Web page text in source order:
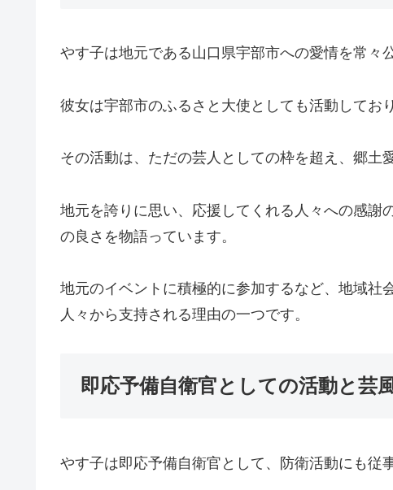
やす子は地元である山口県宇部市への愛情を常々
彼女は宇部市のふるさと大使としても活動してお
その活動は、ただの芸人としての枠を超え、郷土
地元を誇りに思い、応援してくれる人々への感謝
の良さを物語っています。
地元のイベントに積極的に参加するなど、地域社
人々から支持される理由の一つです。
即応予備自衛官としての活動と芸
やす子は即応予備自衛官として、防衛活動にも従